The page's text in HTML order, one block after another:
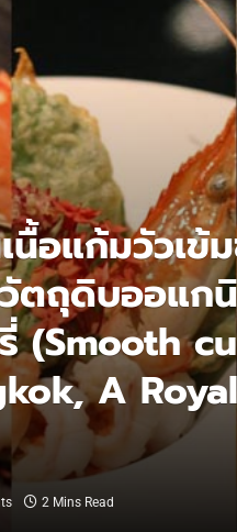
อแก้มวัวเข้
วัตถุดิบออแก
(Smooth
A Royal
2 Mins Read